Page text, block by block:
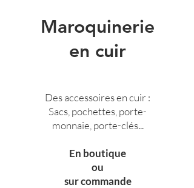
Maroquinerie
en cuir
Des accessoires en cuir :
Sacs, pochettes, porte-
monnaie, porte-clés...
En boutique
ou
sur commande